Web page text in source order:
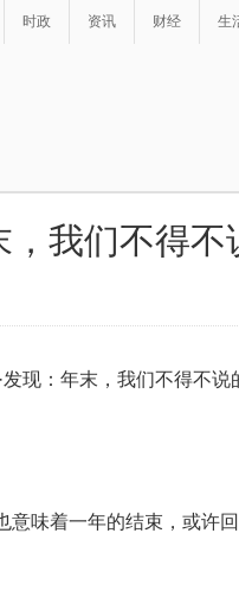
时政 资讯 财经 生
，我们不得
味着一年的结束，或许回